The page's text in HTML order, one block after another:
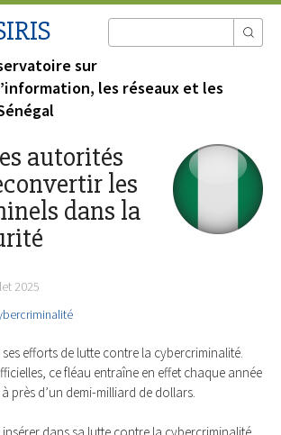
sur
les réseaux et les
autorités
les
dans la
2025
efforts de lutte contre la cybercriminalité.
ce fléau entraîne en effet chaque année
près d’un demi-milliard de dollars.